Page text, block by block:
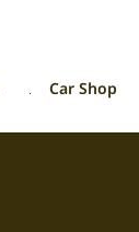
Car Shop